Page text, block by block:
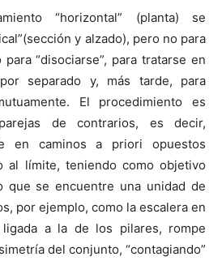
“horizontal” (planta) se
y alzado), pero no para
“disociarse”, para tratarse en
separado y, más tarde, para
El procedimiento es
de contrarios, es decir,
en caminos a priori opuestos
al límite, teniendo como objetivo
que se encuentre una unidad de
por ejemplo, como la escalera en
a la de los pilares, rompe
del conjunto, “contagiando”